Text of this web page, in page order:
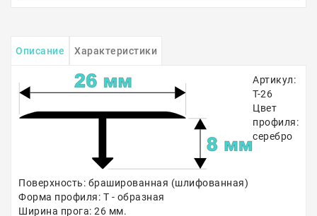
Описание Характеристики
Артикул:
Т-26
Цвет
профиля:
серебро
Поверхность: брашированная (шлифованная)
Форма профиля: Т - образная
Ширина прога: 26 мм.